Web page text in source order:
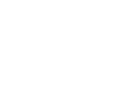
出来
に、
クオ
に見
に止
んで
しか